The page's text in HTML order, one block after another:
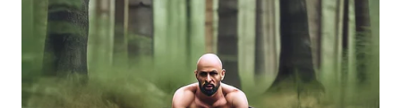
Na prática, essa leitura pode aparecer assim:
Começar pela menor parte executável, sem exigir
desempenho ideal logo no início.